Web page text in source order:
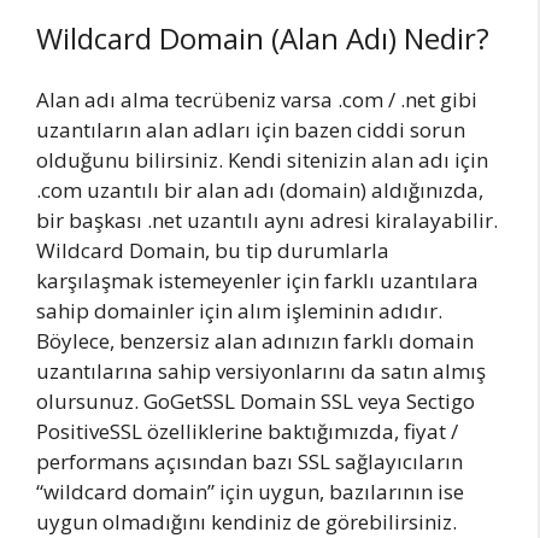
Wildcard Domain (Alan Adı) Nedir?
Alan adı alma tecrübeniz varsa .com / .net gibi
uzantıların alan adları için bazen ciddi sorun
olduğunu bilirsiniz. Kendi sitenizin alan adı için
.com uzantılı bir alan adı (domain) aldığınızda,
bir başkası .net uzantılı aynı adresi kiralayabilir.
Wildcard Domain, bu tip durumlarla
karşılaşmak istemeyenler için farklı uzantılara
sahip domainler için alım işleminin adıdır.
Böylece, benzersiz alan adınızın farklı domain
uzantılarına sahip versiyonlarını da satın almış
olursunuz. GoGetSSL Domain SSL veya Sectigo
PositiveSSL özelliklerine baktığımızda, fiyat /
performans açısından bazı SSL sağlayıcıların
“wildcard domain” için uygun, bazılarının ise
uygun olmadığını kendiniz de görebilirsiniz.